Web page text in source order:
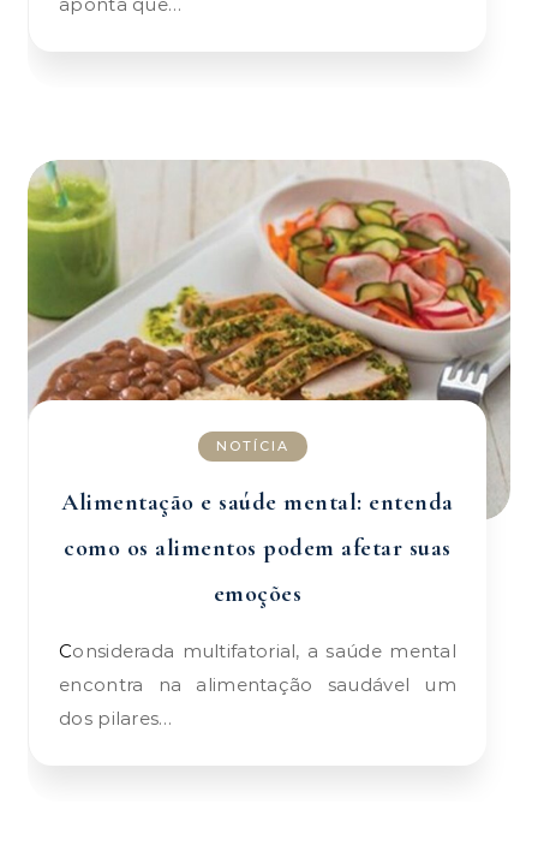
NOTÍCIA
Alimentação e saúde mental: entenda
como os alimentos podem afetar suas
emoções
Considerada multifatorial, a saúde mental
encontra na alimentação saudável um
dos pilares…